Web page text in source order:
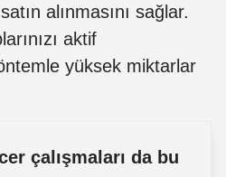
alınmasını sağlar.
aktif
yüksek miktarlar
çalışmaları da bu